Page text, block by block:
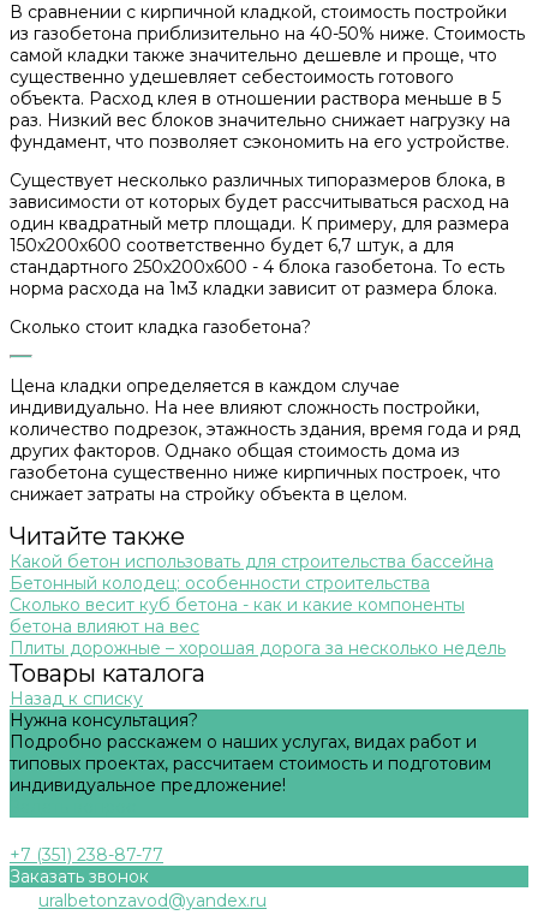
В сравнении с кирпичной кладкой, стоимость постройки
из газобетона приблизительно на 40-50% ниже. Стоимость
самой кладки также значительно дешевле и проще, что
существенно удешевляет себестоимость готового
объекта. Расход клея в отношении раствора меньше в 5
раз. Низкий вес блоков значительно снижает нагрузку на
фундамент, что позволяет сэкономить на его устройстве.
Существует несколько различных типоразмеров блока, в
зависимости от которых будет рассчитываться расход на
один квадратный метр площади. К примеру, для размера
150х200х600 соответственно будет 6,7 штук, а для
стандартного 250х200х600 - 4 блока газобетона. То есть
норма расхода на 1м3 кладки зависит от размера блока.
Сколько стоит кладка газобетона?
Цена кладки определяется в каждом случае
индивидуально. На нее влияют сложность постройки,
количество подрезок, этажность здания, время года и ряд
других факторов. Однако общая стоимость дома из
газобетона существенно ниже кирпичных построек, что
снижает затраты на стройку объекта в целом.
Читайте также
Какой бетон использовать для строительства бассейна
Бетонный колодец: особенности строительства
Сколько весит куб бетона - как и какие компоненты
бетона влияют на вес
Плиты дорожные – хорошая дорога за несколько недель
Товары каталога
Назад к списку
Нужна консультация?
Подробно расскажем о наших услугах, видах работ и
типовых проектах, рассчитаем стоимость и подготовим
индивидуальное предложение!
+7 (351) 238-87-77
Заказать звонок
uralbetonzavod@yandex.ru